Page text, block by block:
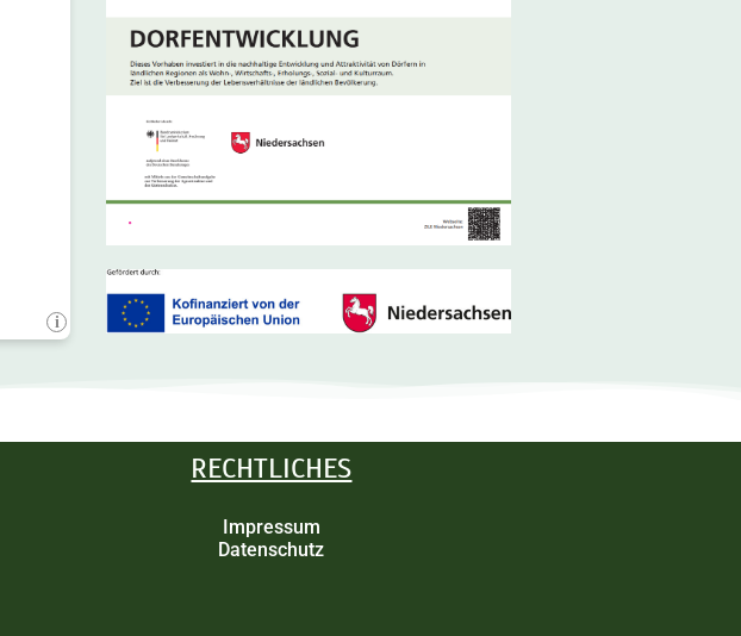
RECHTLICHES
Impressum
Datenschutz